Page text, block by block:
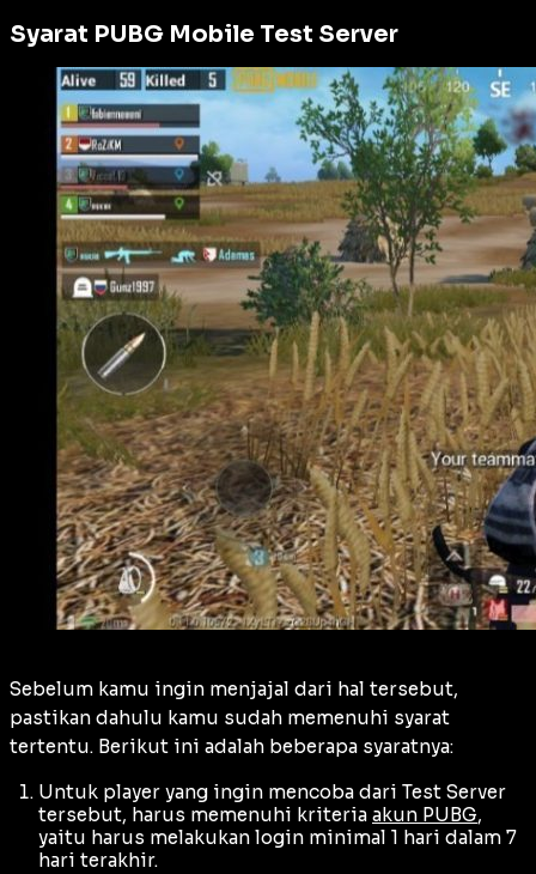
Syarat PUBG Mobile Test Server
Sebelum kamu ingin menjajal dari hal tersebut,
pastikan dahulu kamu sudah memenuhi syarat
tertentu. Berikut ini adalah beberapa syaratnya:
Untuk player yang ingin mencoba dari Test Server
tersebut, harus memenuhi kriteria akun PUBG,
yaitu harus melakukan login minimal 1 hari dalam 7
hari terakhir.